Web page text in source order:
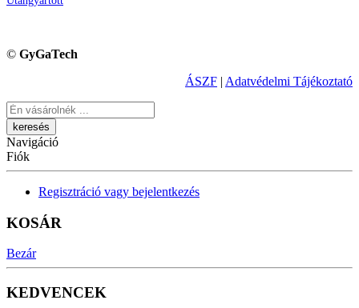
© GyGaTech
ÁSZF | Adatvédelmi Tájékoztató
Keresés
Navigáció
Fiók
Regisztráció vagy bejelentkezés
KOSÁR
Bezár
KEDVENCEK